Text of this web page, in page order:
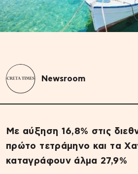
Newsroom
Με αύξηση 16,8% στις
πρώτο τετράμηνο και τα
καταγράφουν άλμα 27,9%